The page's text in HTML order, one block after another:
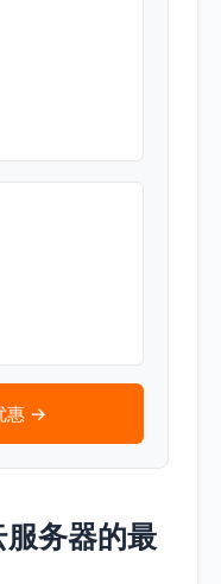
惠 →
务器的最